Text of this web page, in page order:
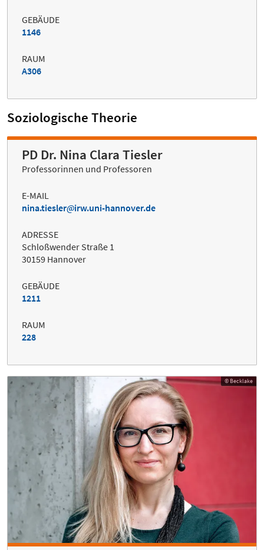
GEBÄUDE
1146
RAUM
A306
Soziologische Theorie
PD Dr. Nina Clara Tiesler
Professorinnen und Professoren
E-MAIL
nina.tiesler
irw.uni-hannover.de
ADRESSE
Schloßwender Straße 1
30159 Hannover
GEBÄUDE
1211
RAUM
228
© Becklake